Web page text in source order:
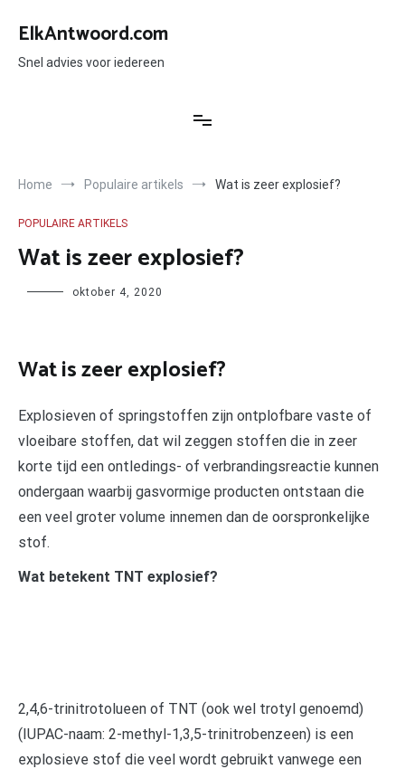
naar
inhoud
ElkAntwoord.com
Snel advies voor iedereen
Home Populaire artikels Wat is zeer explosief?
POPULAIRE ARTIKELS
Wat is zeer explosief?
Author oktober 4, 2020
Wat is zeer explosief?
Explosieven of springstoffen zijn ontplofbare vaste of
vloeibare stoffen, dat wil zeggen stoffen die in zeer
korte tijd een ontledings- of verbrandingsreactie kunnen
ondergaan waarbij gasvormige producten ontstaan die
een veel groter volume innemen dan de oorspronkelijke
stof.
Wat betekent TNT explosief?
2,4,6-trinitrotolueen of TNT (ook wel trotyl genoemd)
(IUPAC-naam: 2-methyl-1,3,5-trinitrobenzeen) is een
explosieve stof die veel wordt gebruikt vanwege een